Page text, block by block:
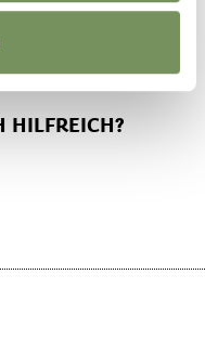
HILFREICH?